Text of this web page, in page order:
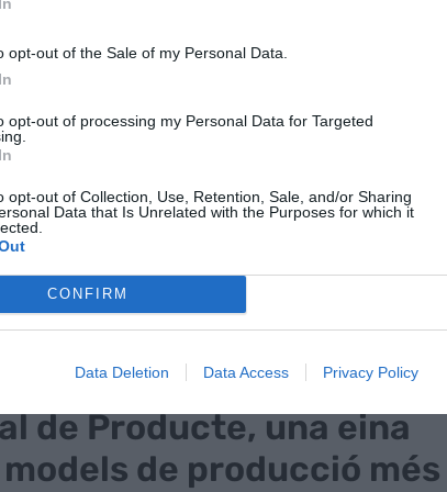
opt-out of the Sale of my Personal Data.
opt-out of processing my Personal Data for Targeted
opt-out of Collection, Use, Retention, Sale, and/or Sharing
Data that Is Unrelated with the Purposes for which it
CONFIRM
Data Deletion Data Access Privacy Policy
la quantitat de cicles complets que realitza una
fa possible monitorar-la i optimitzar-ne el
de producció que manipularà ampolles de cava
tota mena de components industrials,
a escala mundial d’un panell d’interior
als passatgers creat mitjançant plastrònica,
de Producte, una eina
de producció més